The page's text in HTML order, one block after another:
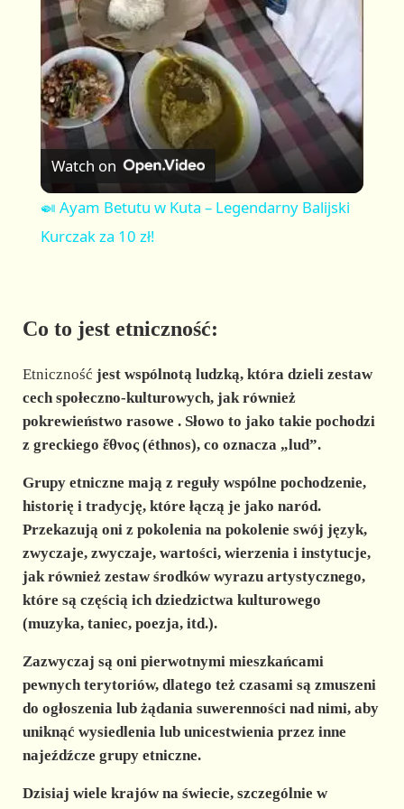
a
y
V
i
o
Watch on
🍛 Ayam Betutu w Kuta – Legendarny Balijski
Kurczak za 10 zł!
Co to jest etniczność:
Etniczność jest wspólnotą ludzką, która dzieli zestaw
cech społeczno-kulturowych, jak również
pokrewieństwo rasowe . Słowo to jako takie pochodzi
z greckiego ἔθνος (éthnos), co oznacza „lud”.
Grupy etniczne mają z reguły wspólne pochodzenie,
historię i tradycję, które łączą je jako naród.
Przekazują oni z pokolenia na pokolenie swój język,
zwyczaje, zwyczaje, wartości, wierzenia i instytucje,
jak również zestaw środków wyrazu artystycznego,
które są częścią ich dziedzictwa kulturowego
(muzyka, taniec, poezja, itd.).
Zazwyczaj są oni pierwotnymi mieszkańcami
pewnych terytoriów, dlatego też czasami są zmuszeni
do ogłoszenia lub żądania suwerenności nad nimi, aby
uniknąć wysiedlenia lub unicestwienia przez inne
najeźdźcze grupy etniczne.
Dzisiaj wiele krajów na świecie, szczególnie w